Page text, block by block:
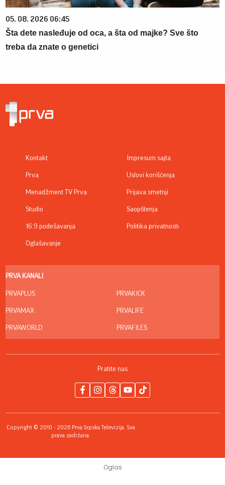
05. 08. 2026 06:45
Šta dete nasleđuje od oca, a šta od majke? Sve što
treba da znate o genetici
Kontakt
Prva
Menadžment TV Prva
Studio
16:9 podešavanja
Oglašavanje
Impresum sajta
Uslovi korišćenja
Prijava smetnji
Saopštenja
Politika privatnosti
PRVA KANALI
PRVAPLUS
PRVAMAX
PRVAWORLD
PRVAKICK
PRVALIFE
PRVAFILES
Pratite nas
Copyright © 2010 - 2026 Prva Srpska Televizija. Sva
prava zadržana.